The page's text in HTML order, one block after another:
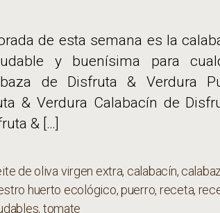
de esta semana es la
y buenísima para
de Disfruta & Verdura
& Verdura Calabacín de
& […]
de oliva virgen extra, calabacín,
huerto ecológico,puerro, receta,
, tomate